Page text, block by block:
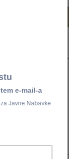
koji se
lokalne
ne pripadaju
fizičkih lica -